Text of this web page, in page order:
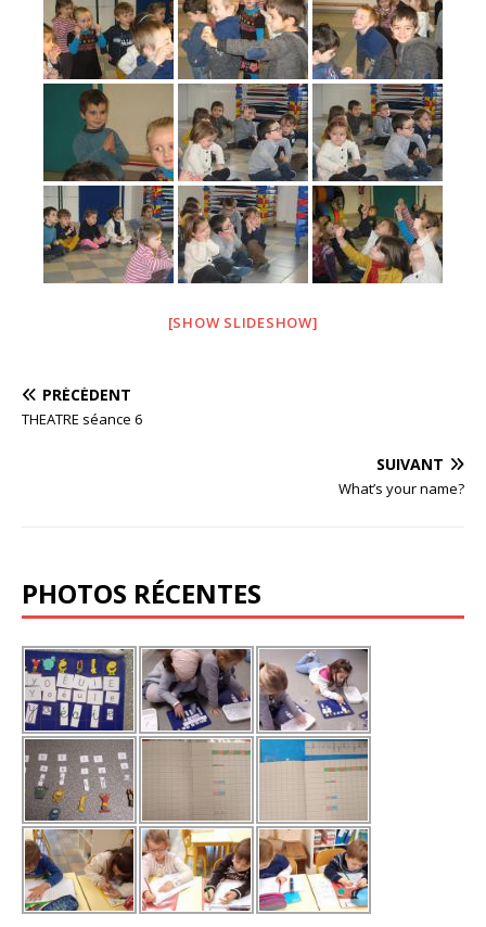
[SHOW SLIDESHOW]
PRÉCÉDENT
THEATRE séance 6
SUIVANT
What’s your name?
PHOTOS RÉCENTES